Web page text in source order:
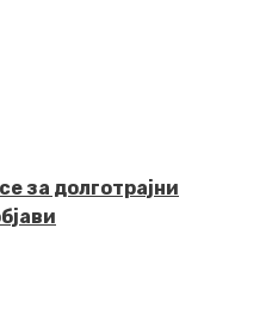
за долготрајни